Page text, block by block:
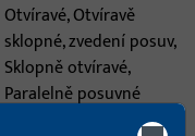
Otvíravé, Otvíravě
sklopné, zvedení posuv,
Sklopně otvíravé,
Paralelně posuvné
prvky, paralelní posun a